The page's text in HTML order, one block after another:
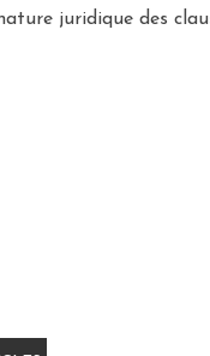
juridique des